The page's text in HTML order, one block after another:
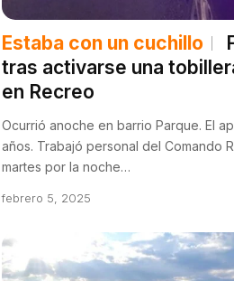
Estaba con un cuchillo
tras activarse una
en Recreo
Ocurrió anoche en barrio Parque. El
años. Trabajó personal del Comando
martes por la noche…
febrero 5, 2025